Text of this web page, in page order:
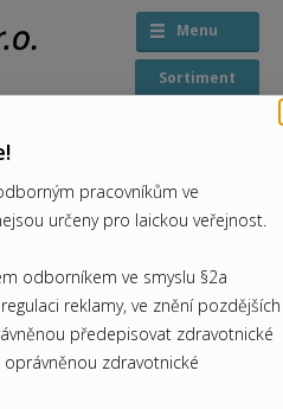
Sortiment
Menu
pracovníkům ve
určeny pro laickou veřejnost.
odborníkem ve smyslu §2a
reklamy, ve znění pozdějších
předepisovat zdravotnické
zdravotnické